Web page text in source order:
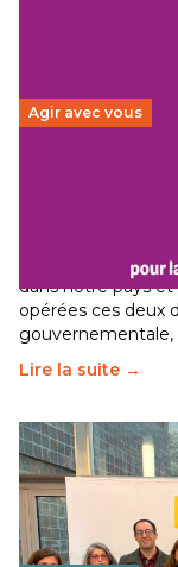
Agir avec vous
Le secteur
dans notre pays
opérées ces deux
Lire la suite →